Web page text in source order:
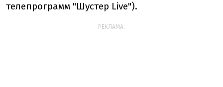
телепрограмм "Шустер Live").
РЕКЛАМА: